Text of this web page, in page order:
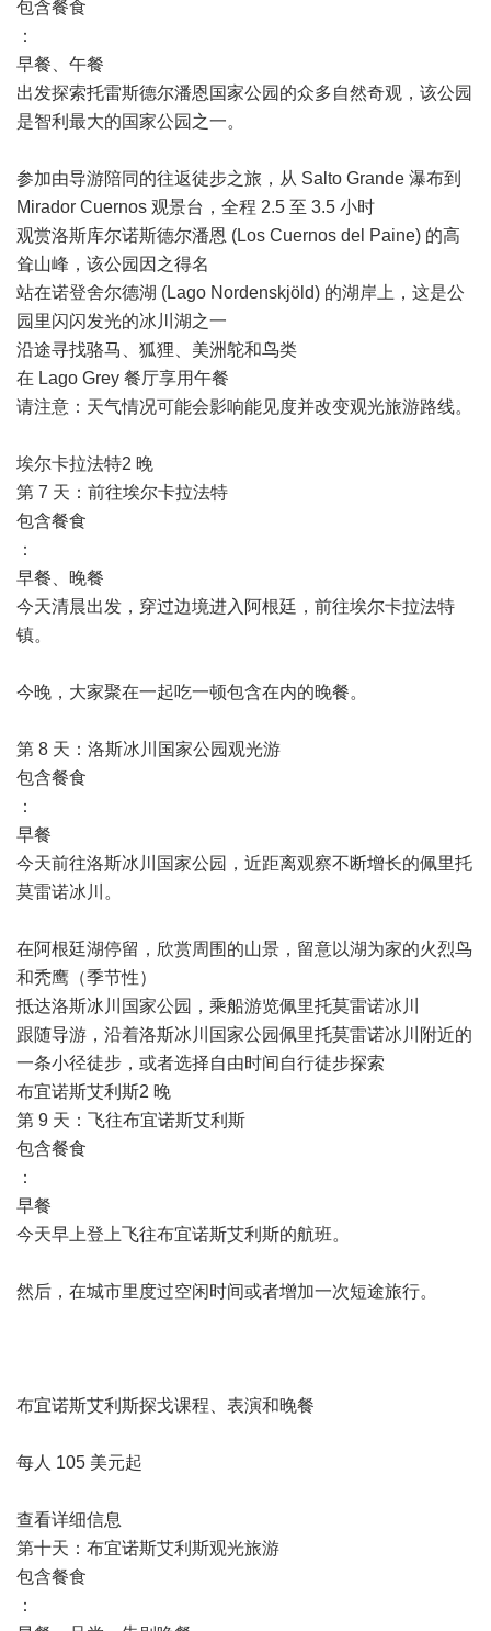
包含餐食
：
早餐、午餐
出发探索托雷斯德尔潘恩国家公园的众多自然奇观，该公园
是智利最大的国家公园之一。
参加由导游陪同的往返徒步之旅，从 Salto Grande 瀑布到
Mirador Cuernos 观景台，全程 2.5 至 3.5 小时
观赏洛斯库尔诺斯德尔潘恩 (Los Cuernos del Paine) 的高
耸山峰，该公园因之得名
站在诺登舍尔德湖 (Lago Nordenskjöld) 的湖岸上，这是公
园里闪闪发光的冰川湖之一
沿途寻找骆马、狐狸、美洲鸵和鸟类
在 Lago Grey 餐厅享用午餐
请注意：天气情况可能会影响能见度并改变观光旅游路线。
埃尔卡拉法特2 晚
第 7 天：前往埃尔卡拉法特
包含餐食
：
早餐、晚餐
今天清晨出发，穿过边境进入阿根廷，前往埃尔卡拉法特
镇。
今晚，大家聚在一起吃一顿包含在内的晚餐。
第 8 天：洛斯冰川国家公园观光游
包含餐食
：
早餐
今天前往洛斯冰川国家公园，近距离观察不断增长的佩里托
莫雷诺冰川。
在阿根廷湖停留，欣赏周围的山景，留意以湖为家的火烈鸟
和秃鹰（季节性）
抵达洛斯冰川国家公园，乘船游览佩里托莫雷诺冰川
跟随导游，沿着洛斯冰川国家公园佩里托莫雷诺冰川附近的
一条小径徒步，或者选择自由时间自行徒步探索
布宜诺斯艾利斯2 晚
第 9 天：飞往布宜诺斯艾利斯
包含餐食
：
早餐
今天早上登上飞往布宜诺斯艾利斯的航班。
然后，在城市里度过空闲时间或者增加一次短途旅行。
布宜诺斯艾利斯探戈课程、表演和晚餐
每人 105 美元起
查看详细信息
第十天：布宜诺斯艾利斯观光旅游
包含餐食
：